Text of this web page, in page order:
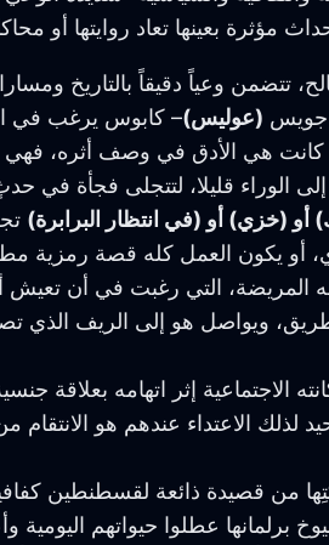
مؤثرة بعينها تعاد روايتها أو
تتضمن وعياً دقيقاً بالتاريخ
جويس (عوليس)– كابوس يرغب في
كانت هي الأدق في وصف أثره،
إلى الوراء قليلا، لتتجلى
(خزي) أو (في انتظار البرابرة)
يكون العمل كله قصة رمزية
المريضة، التي رغبت في أن تعيش
ويواصل هو إلى الريف الذي
الاجتماعية إثر اتهامه بعلاقة
الاعتداء عندهم هو الانتقام
من قصيدة ذائعة لقسطنطين
عطلوا حيواتهم